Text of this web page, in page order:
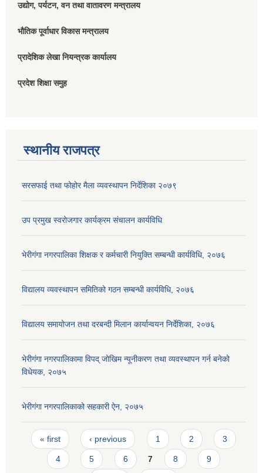
उद्योग, पर्यटन, वन तथा वातावरण मन्त्रालय
भौतिक पूर्वाधार विकास मन्त्रालय
प्रादेशिक लेखा नियन्त्रक कार्यालय
प्रदेश शिक्षा समुह
स्थानीय राजपत्र
सरसफाई तथा फोहोर मैला व्यवस्थापन निर्देशिका २०७९
उप प्रमुख स्वरोजगार कार्यक्रम संचालन कार्यविधि
भेरीगंगा नगरपालिका शिक्षक र कर्मचारी नियुक्ति सम्बन्धी कार्यविधि, २०७६
विद्यालय व्यवस्थापन समितिको गठन सम्बन्धी कार्यविधि, २०७६
विद्यालय समायोजन तथा दरबन्दी मिलान कार्यान्वयन निर्देशिका, २०७६
भेरीगंगा नगरपालिकामा विपद् जोखिम न्यूनीकरण तथा व्यवस्थापन गर्न बनेको
विधेयक, २०७५
भेरीगंगा नगरपालिकाको सहकारी ऐन, २०७५
Pages
« first ‹ previous 1 2 3
4 5 6 7 8 9